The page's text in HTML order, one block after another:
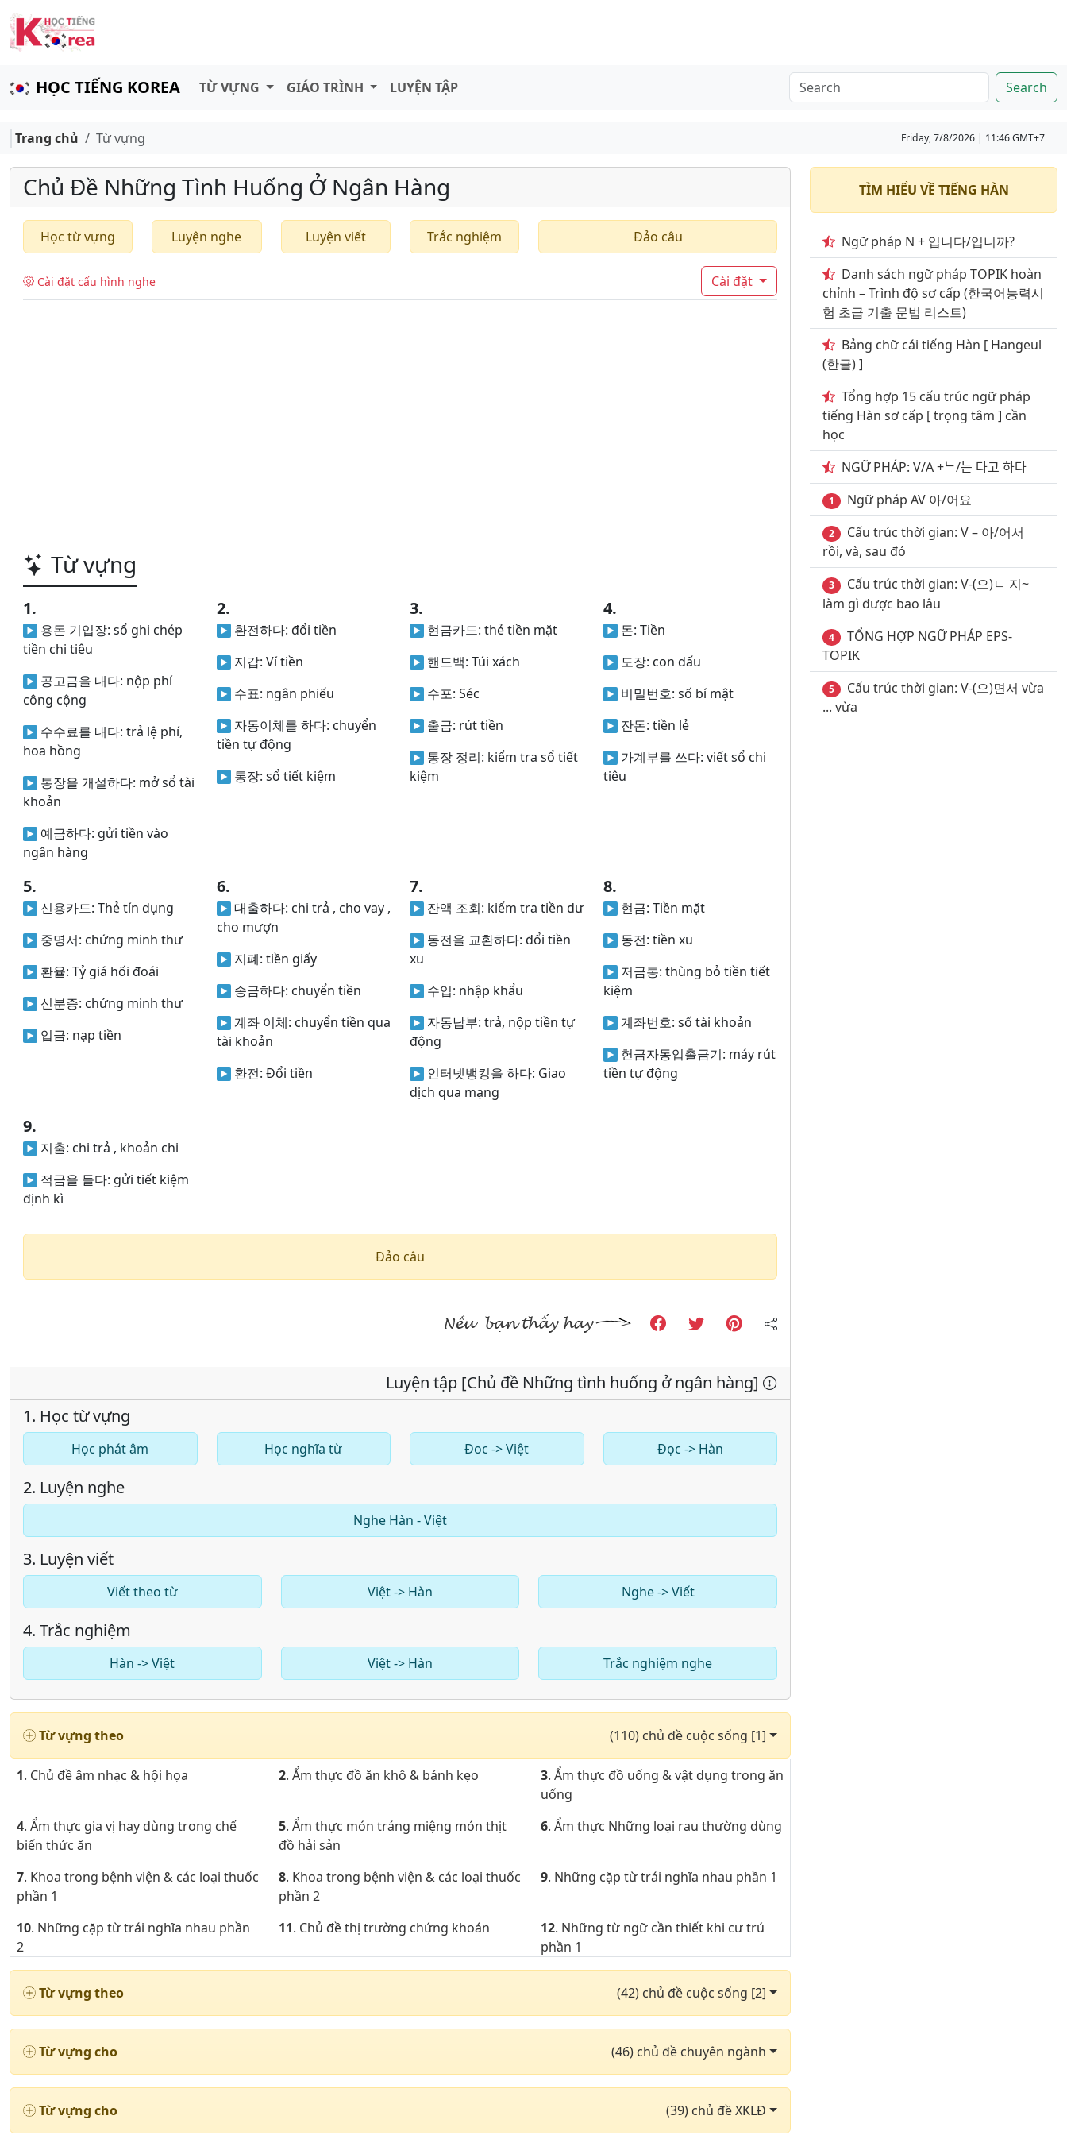
HỌC TIẾNG KOREA TỪ VỰNG GIÁO TRÌNH LUYỆN TẬP Search
Trang chủ Từ vựng Friday, 7/8/2026 | 11:46 GMT+7
Chủ Đề Những Tình Huống Ở Ngân Hàng
Học từ vựng Luyện nghe Luyện viết Trắc nghiệm Đảo câu
Cài đặt cấu hình nghe Cài đặt
Từ vựng
1.
용돈 기입장: sổ ghi chép
tiền chi tiêu
공고금을 내다: nộp phí
công cộng
수수료를 내다: trả lệ phí,
hoa hồng
통장을 개설하다: mở sổ tài
khoản
예금하다: gửi tiền vào
ngân hàng
2.
환전하다: đổi tiền
지갑: Ví tiền
수표: ngân phiếu
자동이체를 하다: chuyển
tiền tự động
통장: sổ tiết kiệm
3.
현금카드: thẻ tiền mặt
핸드백: Túi xách
수포: Séc
출금: rút tiền
통장 정리: kiểm tra sổ tiết
kiệm
4.
돈: Tiền
도장: con dấu
비밀번호: số bí mật
잔돈: tiền lẻ
가계부를 쓰다: viết sổ chi
tiêu
5.
신용카드: Thẻ tín dụng
중명서: chứng minh thư
환율: Tỷ giá hối đoái
신분증: chứng minh thư
입금: nạp tiền
6.
대출하다: chi trả , cho vay ,
cho mượn
지폐: tiền giấy
송금하다: chuyển tiền
계좌 이체: chuyển tiền qua
tài khoản
환전: Đổi tiền
7.
잔액 조회: kiểm tra tiền dư
동전을 교환하다: đổi tiền
xu
수입: nhập khẩu
자동납부: trả, nộp tiền tự
động
인터넷뱅킹을 하다: Giao
dịch qua mạng
8.
현금: Tiền mặt
동전: tiền xu
저금통: thùng bỏ tiền tiết
kiệm
계좌번호: số tài khoản
헌금자동입촐금기: máy rút
tiền tự động
9.
지출: chi trả , khoản chi
적금을 들다: gửi tiết kiệm
định kì
Đảo câu
Luyện tập [Chủ đề Những tình huống ở ngân hàng]
1. Học từ vựng
Học phát âm Học nghĩa từ Đoc -> Việt Đọc -> Hàn
2. Luyện nghe
Nghe Hàn - Việt
3. Luyện viết
Viết theo từ Việt -> Hàn Nghe -> Viết
4. Trắc nghiệm
Hàn -> Việt Việt -> Hàn Trắc nghiệm nghe
Từ vựng theo (110) chủ đề cuộc sống [1]
1. Chủ đề âm nhạc & hội họa 2. Ẩm thực đồ ăn khô & bánh kẹo 3. Ẩm thực đồ uống & vật dụng trong ăn
uống
4. Ẩm thực gia vị hay dùng trong chế
biến thức ăn
5. Ẩm thực món tráng miệng món thịt
đồ hải sản
6. Ẩm thực Những loại rau thường dùng
7. Khoa trong bệnh viện & các loại thuốc
phần 1
8. Khoa trong bệnh viện & các loại thuốc
phần 2
9. Những cặp từ trái nghĩa nhau phần 1
10. Những cặp từ trái nghĩa nhau phần
2
11. Chủ đề thị trường chứng khoán 12. Những từ ngữ cần thiết khi cư trú
phần 1
phần 2
16. Chủ đề động từ thường dùng phần 1 17. Chủ đề động từ thường dùng phần 2 18. Chủ đề động từ thường dùng phần 3
19. Chủ đề động từ thường dùng phần 4
. Chủ đề động từ thường dùng phần 6
22. Chủ đề động từ thường dùng phần 7 23. Chủ đề động từ thường dùng phần 8 24. Chủ đề động từ thường dùng phần 9
Từ vựng theo (42) chủ đề cuộc sống [2]
Từ vựng cho (46) chủ đề chuyên ngành
Từ vựng cho (39) chủ đề XKLĐ
TÌM HIỂU VỀ TIẾNG HÀN
Ngữ pháp N + 입니다/입니까?
Danh sách ngữ pháp TOPIK hoàn
chỉnh – Trình độ sơ cấp (한국어능력시
험 초급 기출 문법 리스트)
Bảng chữ cái tiếng Hàn [ Hangeul
(한글) ]
Tổng hợp 15 cấu trúc ngữ pháp
tiếng Hàn sơ cấp [ trọng tâm ] cần
học
NGỮ PHÁP: V/A +ᄂ/는 다고 하다
1 Ngữ pháp AV 아/어요
2
Cấu trúc thời gian: V – 아/어서
rồi, và, sau đó
3
Cấu trúc thời gian: V-(으)ㄴ 지~
làm gì được bao lâu
4
TỔNG HỢP NGỮ PHÁP EPS-
TOPIK
5
Cấu trúc thời gian: V-(으)면서 vừa
... vừa